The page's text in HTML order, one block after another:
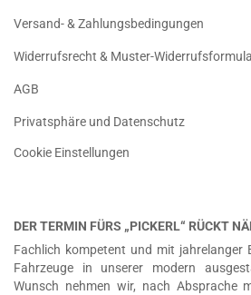
Versand- & Zahlungsbedingungen
Widerrufsrecht & Muster-
AGB
Privatsphäre und Datenschutz
Cookie Einstellungen
DER TERMIN FÜRS „PICKERL“ RÜCKT
Fachlich kompetent und mit jahrelanger
Fahrzeuge in unserer modern
Wunsch nehmen wir, nach Absprache